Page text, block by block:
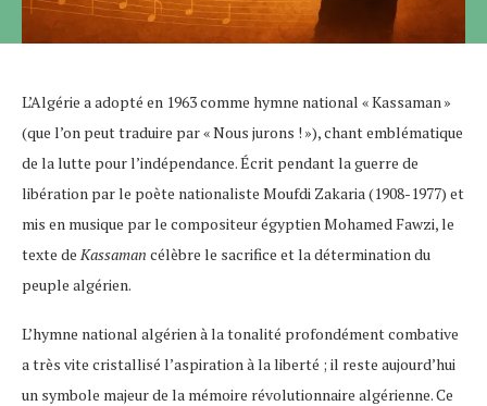
L’Algérie a adopté en 1963 comme hymne national « Kassaman »
(que l’on peut traduire par « Nous jurons ! »), chant emblématique
de la lutte pour l’indépendance. Écrit pendant la guerre de
libération par le poète nationaliste Moufdi Zakaria (1908-1977) et
mis en musique par le compositeur égyptien Mohamed Fawzi, le
texte de Kassaman célèbre le sacrifice et la détermination du
peuple algérien.
L’hymne national algérien à la tonalité profondément combative
a très vite cristallisé l’aspiration à la liberté ; il reste aujourd’hui
un symbole majeur de la mémoire révolutionnaire algérienne​. Ce